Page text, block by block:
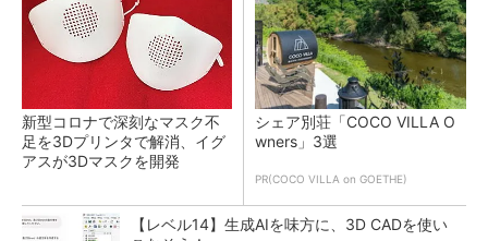
新型コロナで深刻なマスク不
足を3Dプリンタで解消、イグ
アスが3Dマスクを開発
シェア別荘「COCO VILLA O
wners」3選
PR(COCO VILLA on GOETHE)
【レベル14】生成AIを味方に、3D CADを使い